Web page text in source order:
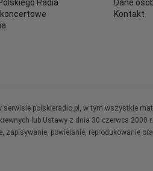
Radia
Dane
Kontakt
serwisie polskieradio.pl, w tym wszystkie
lub Ustawy z dnia 30 czerwca 2000
zapisywanie, powielanie, reprodukowanie